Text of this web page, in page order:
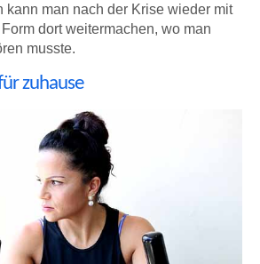
kann man nach der Krise wieder mit
dort weitermachen, wo man
musste.
zuhause